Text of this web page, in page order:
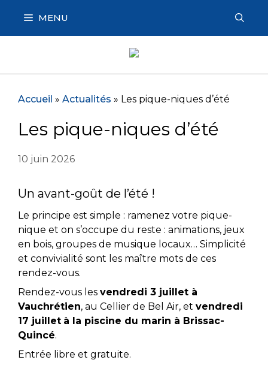
contenu
MENU
Accueil » Actualités » Les pique-niques d’été
Les pique-niques d’été
10 juin 2026
Un avant-goût de l’été !
Le principe est simple : ramenez votre pique-
nique et on s’occupe du reste : animations, jeux
en bois, groupes de musique locaux… Simplicité
et convivialité sont les maître mots de ces
rendez-vous.
Rendez-vous les vendredi 3 juillet à
Vauchrétien, au Cellier de Bel Air, et vendredi
17 juillet à la piscine du marin à Brissac-
Quincé.
Entrée libre et gratuite.